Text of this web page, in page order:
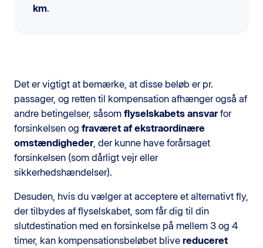
km.
Det er vigtigt at bemærke, at disse beløb er pr.
passager, og retten til kompensation afhænger også af
andre betingelser, såsom flyselskabets ansvarfor
forsinkelsen og fraværet af ekstraordinære
omstændigheder, der kunne have forårsaget
forsinkelsen (som dårligt vejr eller
sikkerhedshændelser).
Desuden, hvis du vælger at acceptere et alternativt fly,
der tilbydes af flyselskabet, som får dig til din
slutdestination med en forsinkelse på mellem 3 og 4
timer, kan kompensationsbeløbet blive reduceret